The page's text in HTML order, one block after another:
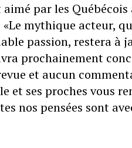
par les
mythique acteur,
passion, restera à
prochainement
et aucun
et ses proches vous
nos pensées sont